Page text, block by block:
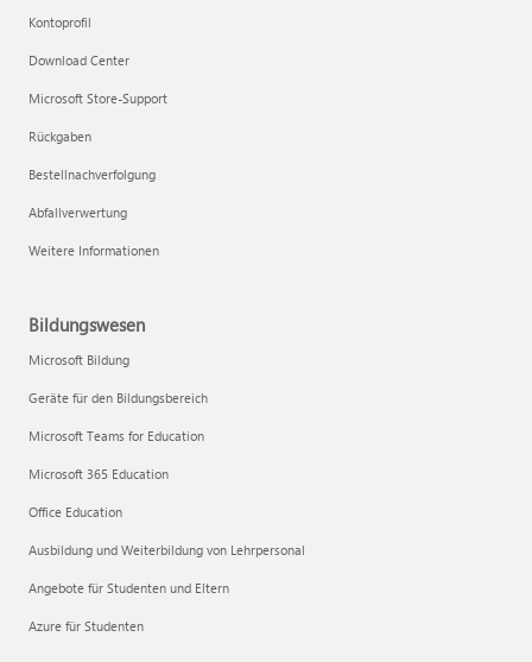
Kontoprofil
Download Center
Microsoft Store-Support
Rückgaben
Bestellnachverfolgung
Abfallverwertung
Weitere Informationen
Bildungswesen
Microsoft Bildung
Geräte für den Bildungsbereich
Microsoft Teams for Education
Microsoft 365 Education
Office Education
Ausbildung und Weiterbildung von Lehrpersonal
Angebote für Studenten und Eltern
Azure für Studenten